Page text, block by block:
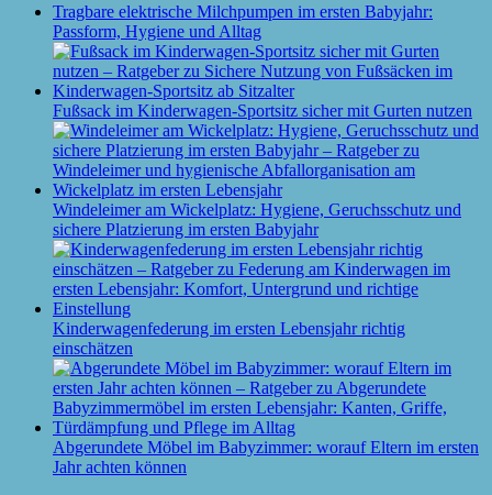
Tragbare elektrische Milchpumpen im ersten Babyjahr:
Passform, Hygiene und Alltag
Fußsack im Kinderwagen-Sportsitz sicher mit Gurten nutzen
Windeleimer am Wickelplatz: Hygiene, Geruchsschutz und
sichere Platzierung im ersten Babyjahr
Kinderwagenfederung im ersten Lebensjahr richtig
einschätzen
Abgerundete Möbel im Babyzimmer: worauf Eltern im ersten
Jahr achten können